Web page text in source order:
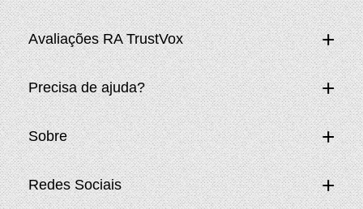
Avaliações RA TrustVox
Precisa de ajuda?
Sobre
Redes Sociais